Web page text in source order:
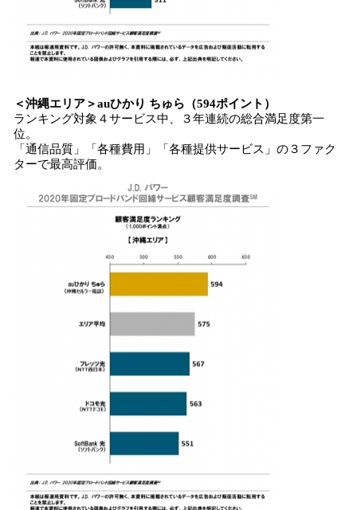
＜沖縄エリア＞auひかり ちゅら （594ポイント）
ランキング対象４サービス中、３年連続の総合満足度第一
位。
「通信品質」「各種費用」「各種提供サービス」の３ファク
ターで最高評価。